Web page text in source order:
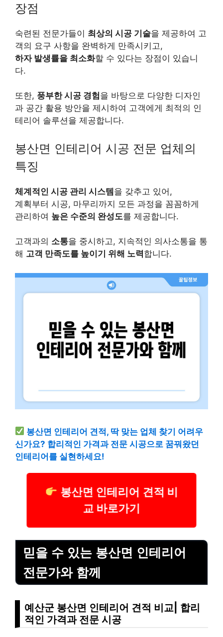
장점
숙련된 전문가들이 최상의 시공 기술을 제공하여 고
객의 요구 사항을 완벽하게 만족시키고,
하자 발생률을 최소화할 수 있다는 장점이 있습니
다.
또한, 풍부한 시공 경험을 바탕으로 다양한 디자인
과 공간 활용 방안을 제시하여 고객에게 최적의 인
테리어 솔루션을 제공합니다.
봉산면 인테리어 시공 전문 업체의
특징
체계적인 시공 관리 시스템을 갖추고 있어,
계획부터 시공, 마무리까지 모든 과정을 꼼꼼하게
관리하여 높은 수준의 완성도를 제공합니다.
고객과의 소통을 중시하고, 지속적인 의사소통을 통
해 고객 만족도를 높이기 위해 노력합니다.
봉산면 인테리어 견적, 딱 맞는 업체 찾기 어려우
신가요? 합리적인 가격과 전문 시공으로 꿈꿔왔던
인테리어를 실현하세요!
봉산면 인테리어 견적 비
교 바로가기
믿을 수 있는 봉산면 인테리어
전문가와 함께
예산군 봉산면 인테리어 견적 비교| 합리
적인 가격과 전문 시공